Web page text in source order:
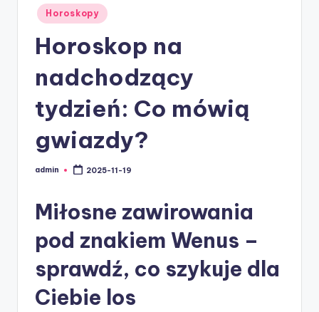
Posted
in
Horoskopy
Horoskop na
nadchodzący
tydzień: Co mówią
gwiazdy?
Posted
admin 2025-11-19
Miłosne zawirowania
pod znakiem Wenus –
sprawdź, co szykuje dla
Ciebie los